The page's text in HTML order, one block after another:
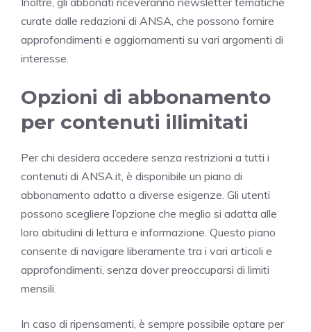
curate dalle redazioni di ANSA, che possono fornire
approfondimenti e aggiornamenti su vari argomenti di
interesse.
Opzioni di abbonamento
per contenuti illimitati
Per chi desidera accedere senza restrizioni a tutti i
contenuti di ANSA.it, è disponibile un piano di
abbonamento adatto a diverse esigenze. Gli utenti
possono scegliere l’opzione che meglio si adatta alle
loro abitudini di lettura e informazione. Questo piano
consente di navigare liberamente tra i vari articoli e
approfondimenti, senza dover preoccuparsi di limiti
mensili.
In caso di ripensamenti, è sempre possibile optare per